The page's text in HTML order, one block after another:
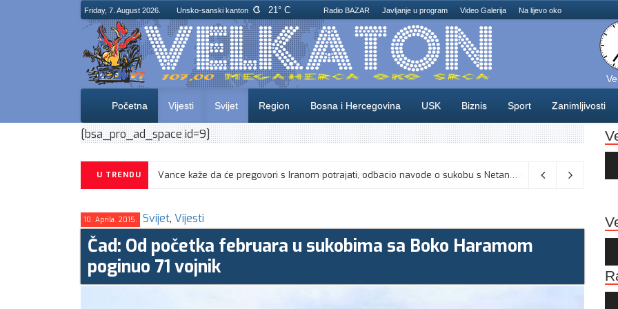
Friday, 7. August 2026. Unsko-sanski kanton 21° C Radio BAZAR Javljanje u program Video Galerija Na lijevo oko
Početna Vijesti Svijet Region Bosna i Hercegovina USK Biznis Sport Zanimljivosti
[bsa_pro_ad_space id=9]
U TRENDU Vance kaže da će pregovori s Iranom potrajati, odbacio navode o sukobu s Netanyahuom 06/08/2026
10. Aprila. 2015. Svijet, Vijesti
Čad: Od početka februara u sukobima sa Boko Haramom
poginuo 71 vojnik